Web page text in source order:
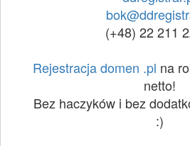
(+48) 22 211
Rejestracja domen .pl na
netto!
Bez haczyków i bez
:)